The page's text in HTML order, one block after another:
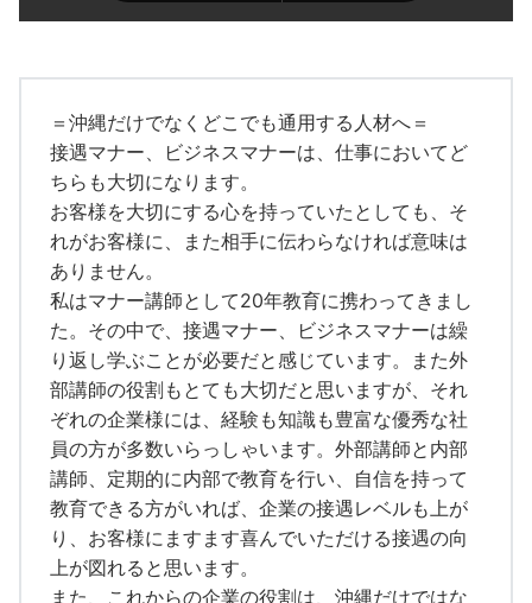
＝沖縄だけでなくどこでも通用する人材へ＝
接遇マナー、ビジネスマナーは、仕事においてど
ちらも大切になります。
お客様を大切にする心を持っていたとしても、そ
れがお客様に、また相手に伝わらなければ意味は
ありません。
私はマナー講師として20年教育に携わってきまし
た。その中で、接遇マナー、ビジネスマナーは繰
り返し学ぶことが必要だと感じています。また外
部講師の役割もとても大切だと思いますが、それ
ぞれの企業様には、経験も知識も豊富な優秀な社
員の方が多数いらっしゃいます。外部講師と内部
講師、定期的に内部で教育を行い、自信を持って
教育できる方がいれば、企業の接遇レベルも上が
り、お客様にますます喜んでいただける接遇の向
上が図れると思います。
また、これからの企業の役割は、沖縄だけではな